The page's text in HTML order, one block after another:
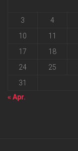
3
4
10
11
17
18
24
25
31
« Apr.